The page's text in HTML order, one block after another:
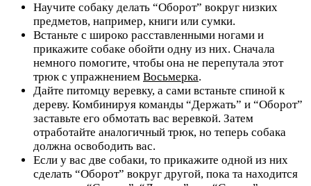
Научите собаку делать “Оборот” вокруг низких
предметов, например, книги или сумки.
Встаньте с широко расставленными ногами и
прикажите собаке обойти одну из них. Сначала
немного помогите, чтобы она не перепутала этот
трюк с упражнением Восьмерка.
Дайте питомцу веревку, а сами встаньте спиной к
дереву. Комбинируя команды “Держать” и “Оборот”
заставьте его обмотать вас веревкой. Затем
отработайте аналогичный трюк, но теперь собака
должна освободить вас.
Если у вас две собаки, то прикажите одной из них
сделать “Оборот” вокруг другой, пока та находится